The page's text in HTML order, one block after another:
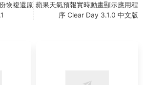
恢複還原 蘋果天氣預報實時動畫顯示應用程
序 Clear Day 3.1.0 中文版